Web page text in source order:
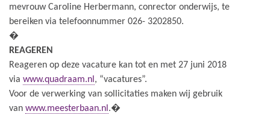
mevrouw Caroline Herbermann, conrector onderwijs, te
bereiken via telefoonnummer 026- 3202850.
�
REAGEREN
Reageren op deze vacature kan tot en met 27 juni 2018
via www.quadraam.nl , “vacatures”.
Voor de verwerking van sollicitaties maken wij gebruik
van www.meesterbaan.nl .�